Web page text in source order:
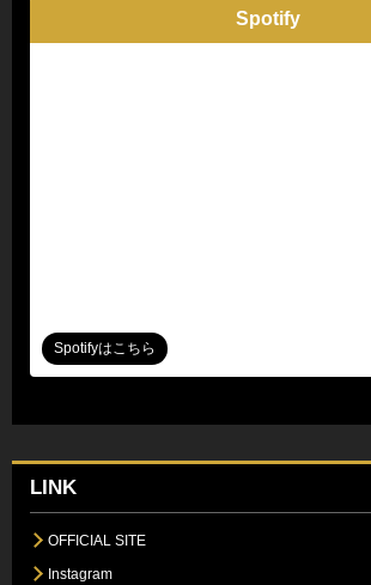
Spotify
Spotifyはこちら
LINK
OFFICIAL SITE
Instagram